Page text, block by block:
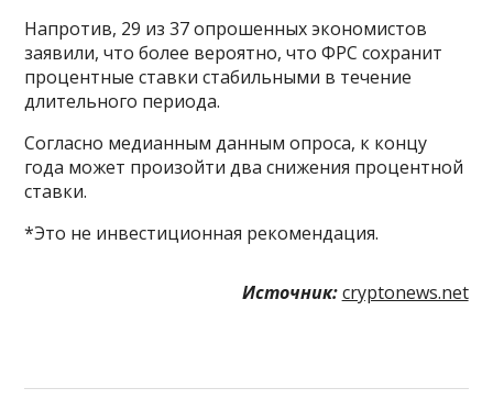
Напротив, 29 из 37 опрошенных экономистов
заявили, что более вероятно, что ФРС сохранит
процентные ставки стабильными в течение
длительного периода.
Согласно медианным данным опроса, к концу
года может произойти два снижения процентной
ставки.
*Это не инвестиционная рекомендация.
Источник: cryptonews.net